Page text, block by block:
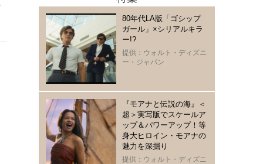
80年代LA版「ゴシップ
ガール」×シリアルキラ
ー!?
提供：ウォルト・ディズニ
ー・ジャパン
『モアナと伝説の海』＜
超＞実写版でスケールア
ップ＆パワーアップ！等
身大ヒロイン・モアナの
魅力を深掘り
提供：ウォルト・ディズニ